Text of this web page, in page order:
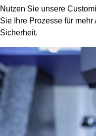
Nutzen Sie unsere
Sie Ihre Prozesse für
Sicherheit.